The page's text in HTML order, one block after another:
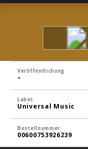
Veröffentlichung
–
Label
Universal Music
Bestellnummer
00600753926239